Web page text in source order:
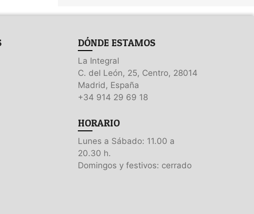
DÓNDE ESTAMOS
La Integral
C. del León, 25, Centro, 28014
Madrid, España
+34 914 29 69 18
HORARIO
Lunes a Sábado: 11.00 a
20.30 h.
Domingos y festivos: cerrado